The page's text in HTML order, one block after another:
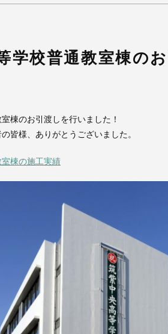
学校普通教室棟の
棟のお引渡しを行いました！
皆様、ありがとうございました。
棟の施工実績